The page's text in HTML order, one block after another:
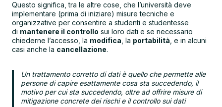
Questo significa, tra le altre cose, che l’università deve
implementare (prima di iniziare) misure tecniche e
organizzative per consentire a studenti e studentesse
di mantenere il controllo sui loro dati e se necessario
chiederne l’accesso, la modifica , la portabilità , e in alcuni
casi anche la cancellazione.
Un trattamento corretto di dati è quello che permette alle
persone di capire esattamente cosa sta succedendo, il
motivo per cui sta succedendo, oltre ad offrire misure di
mitigazione concrete dei rischi e il controllo sui dati